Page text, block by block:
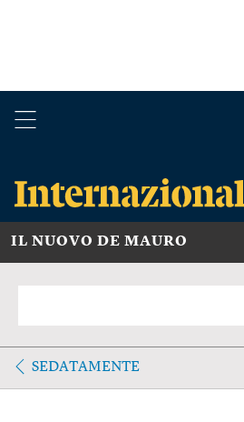
IL NUOVO DE MAURO
SEDATAMENTE